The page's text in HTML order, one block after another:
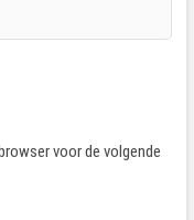
voor de volgende